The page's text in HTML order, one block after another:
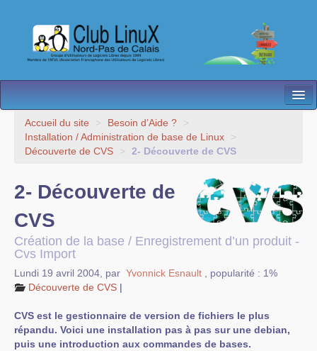
L’Association
Nos Activités
Espace membres
Accueil du site > Besoin d’Aide ?
>
Installation / Administration de base de Linux
>
Découverte de CVS
> 2- Découverte de CVS
2- Découverte de
CVS
Création de la base / Enregistrement d’un produit -
Cvs Import
Lundi 19 avril 2004 par Yvonnick Esnault
popularité : 1%
Découverte de CVS |
CVS est le gestionnaire de version de fichiers le plus
répandu. Voici une installation pas à pas sur une debian,
puis une introduction aux commandes de bases.